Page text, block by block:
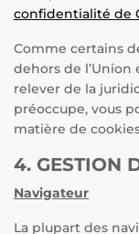
confidentialité de
Comme certains
dehors de l’Union
relever de la
préoccupe, vous
matière de
4. GESTION
Navigateur
La plupart des